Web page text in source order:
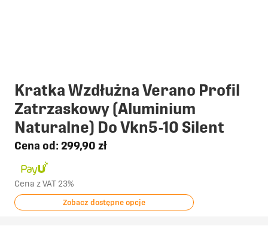
Kratka Wzdłużna Verano Profil
Zatrzaskowy (Aluminium
Naturalne) Do Vkn5-10 Silent
Cena od: 299,90 zł
Cena z VAT 23%
Zobacz dostępne opcje